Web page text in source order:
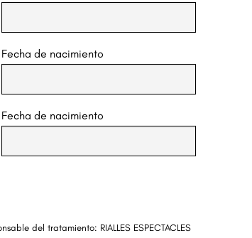
Fecha de nacimiento
Fecha de nacimiento
del tratamiento: RIALLES ESPECTACLES